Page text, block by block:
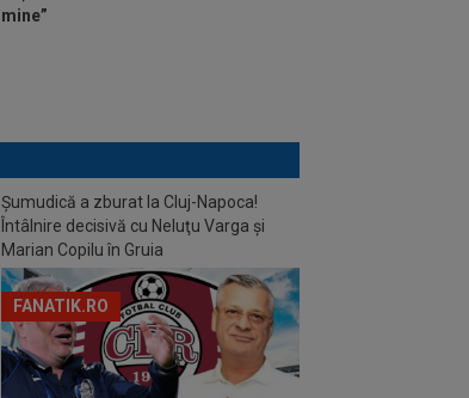
mine”
Șumudică a zburat la Cluj-Napoca!
Întâlnire decisivă cu Neluţu Varga şi
Marian Copilu în Gruia
FANATIK.RO